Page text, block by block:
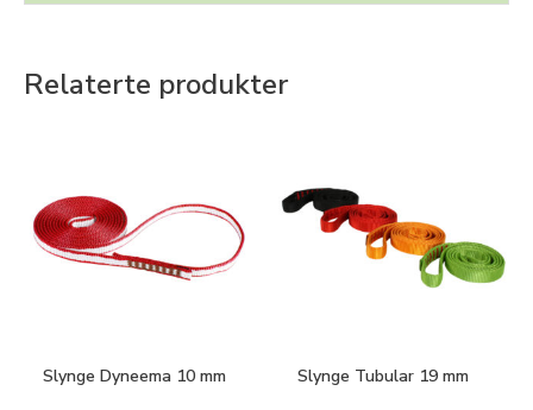
Relaterte produkter
Slynge Dyneema 10 mm Slynge Tubular 19 mm